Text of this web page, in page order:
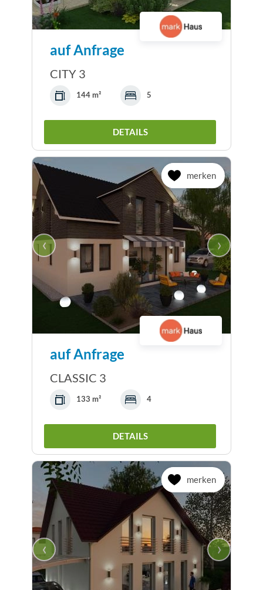
auf Anfrage
CITY 3
144 m² 5
DETAILS
merken
‹ ›
auf Anfrage
CLASSIC 3
133 m² 4
DETAILS
merken
‹ ›